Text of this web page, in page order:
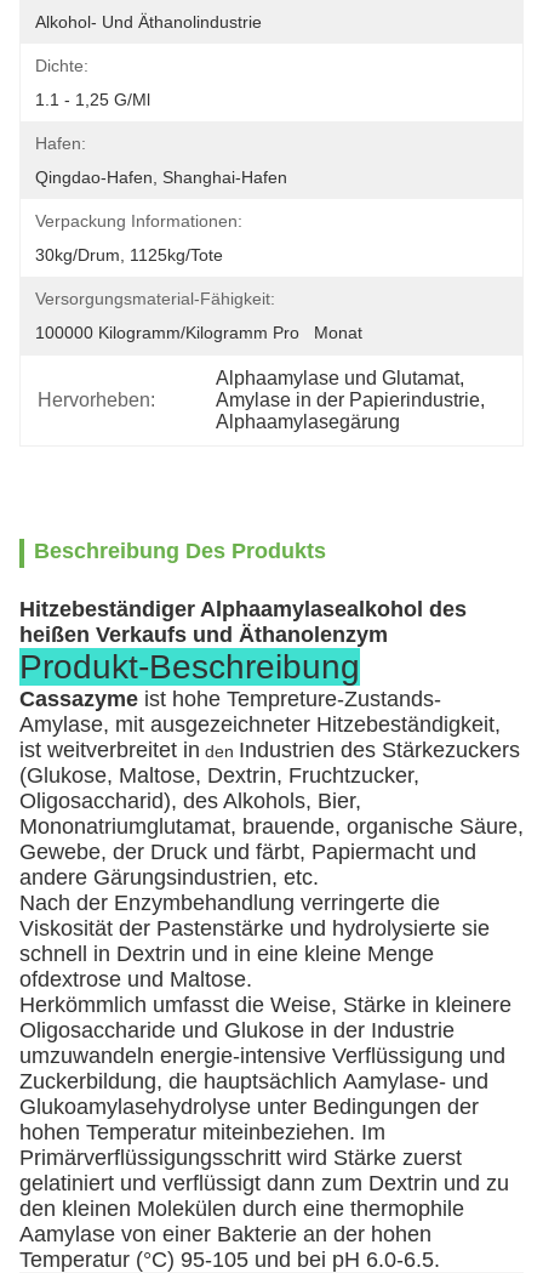
Alkohol- Und Äthanolindustrie
Dichte:
1.1 - 1,25 G/ml
Hafen:
Qingdao-Hafen, Shanghai-Hafen
Verpackung Informationen:
30kg/drum, 1125kg/tote
Versorgungsmaterial-Fähigkeit:
100000 Kilogramm/Kilogramm Pro   Monat
Hervorheben:
Alphaamylase und Glutamat,
Amylase in der Papierindustrie,
Alphaamylasegärung
Beschreibung Des Produkts
Hitzebeständiger Alphaamylasealkohol des
heißen Verkaufs und Äthanolenzym
Produkt-Beschreibung
Cassazyme ist hohe Tempreture-Zustands-
Amylase, mit ausgezeichneter Hitzebeständigkeit,
ist weitverbreitet in den Industrien des Stärkezuckers
(Glukose, Maltose, Dextrin, Fruchtzucker,
Oligosaccharid), des Alkohols, Bier,
Mononatriumglutamat, brauende, organische Säure,
Gewebe, der Druck und färbt, Papiermacht und
andere Gärungsindustrien, etc.
Nach der Enzymbehandlung verringerte die
Viskosität der Pastenstärke und hydrolysierte sie
schnell in Dextrin und in eine kleine Menge
ofdextrose und Maltose.
Herkömmlich umfasst die Weise, Stärke in kleinere
Oligosaccharide und Glukose in der Industrie
umzuwandeln energie-intensive Verflüssigung und
Zuckerbildung, die hauptsächlich Αamylase- und
Glukoamylasehydrolyse unter Bedingungen der
hohen Temperatur miteinbeziehen. Im
Primärverflüssigungsschritt wird Stärke zuerst
gelatiniert und verflüssigt dann zum Dextrin und zu
den kleinen Molekülen durch eine thermophile
Αamylase von einer Bakterie an der hohen
Temperatur (°C) 95-105 und bei pH 6.0-6.5.